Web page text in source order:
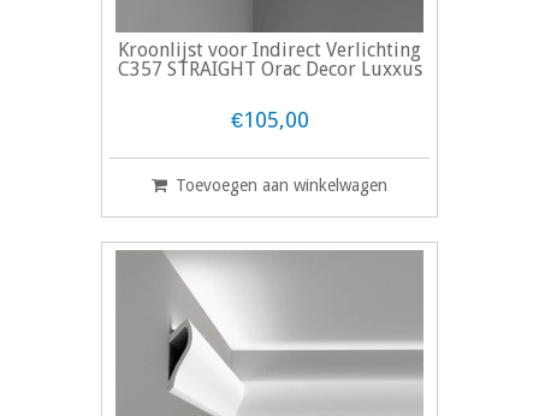
Kroonlijst voor Indirect Verlichting
C357 STRAIGHT Orac Decor Luxxus
€105,00
Toevoegen aan winkelwagen